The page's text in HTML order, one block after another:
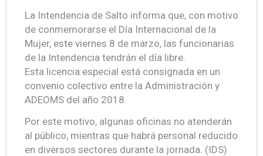
La Intendencia de Salto informa que, con motivo
de conmemorarse el Día Internacional de la
Mujer, este viernes 8 de marzo, las funcionarias
de la Intendencia tendrán el día libre.
Esta licencia especial está consignada en un
convenio colectivo entre la Administración y
ADEOMS del año 2018.
Por este motivo, algunas oficinas no atenderán
al público, mientras que habrá personal reducido
en diversos sectores durante la jornada. (IDS)